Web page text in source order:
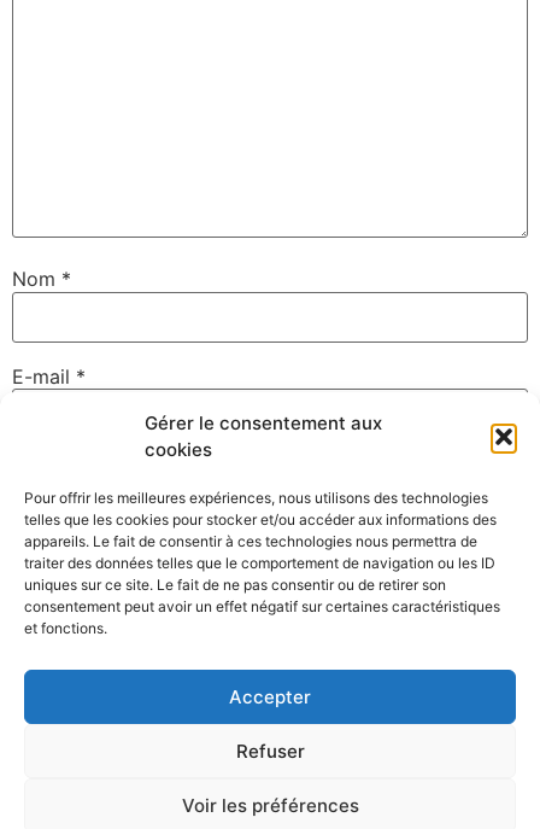
Gérer le consentement aux
cookies
Pour offrir les meilleures expériences, nous utilisons des technologies
telles que les cookies pour stocker et/ou accéder aux informations des
appareils. Le fait de consentir à ces technologies nous permettra de
traiter des données telles que le comportement de navigation ou les ID
uniques sur ce site. Le fait de ne pas consentir ou de retirer son
consentement peut avoir un effet négatif sur certaines caractéristiques
et fonctions.
Accepter
Refuser
Voir les préférences
Nom *
E-mail *
Enregistrer mon nom, mon e-mail et mon site dans le
navigateur pour mon prochain commentaire.